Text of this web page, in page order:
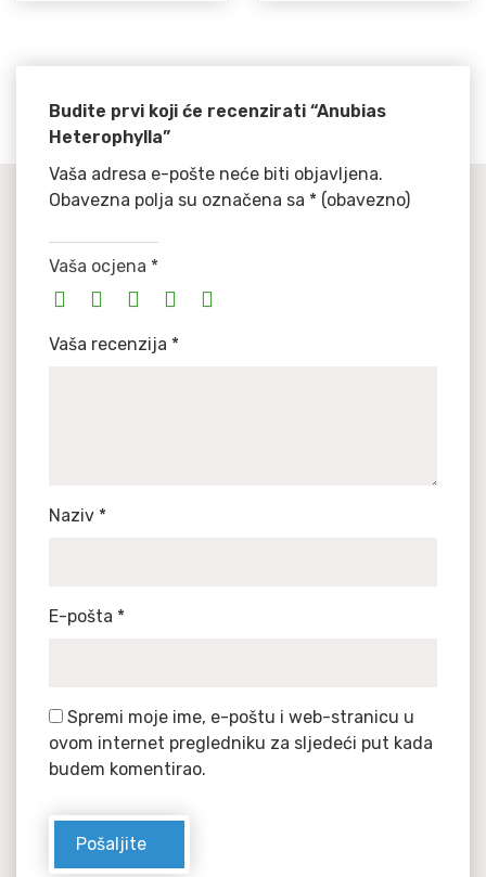
Budite prvi koji će recenzirati “Anubias
Heterophylla”
Vaša adresa e-pošte neće biti objavljena.
Obavezna polja su označena sa * (obavezno)
Vaša ocjena *
Vaša recenzija *
Naziv *
E-pošta *
Spremi moje ime, e-poštu i web-stranicu u
ovom internet pregledniku za sljedeći put kada
budem komentirao.